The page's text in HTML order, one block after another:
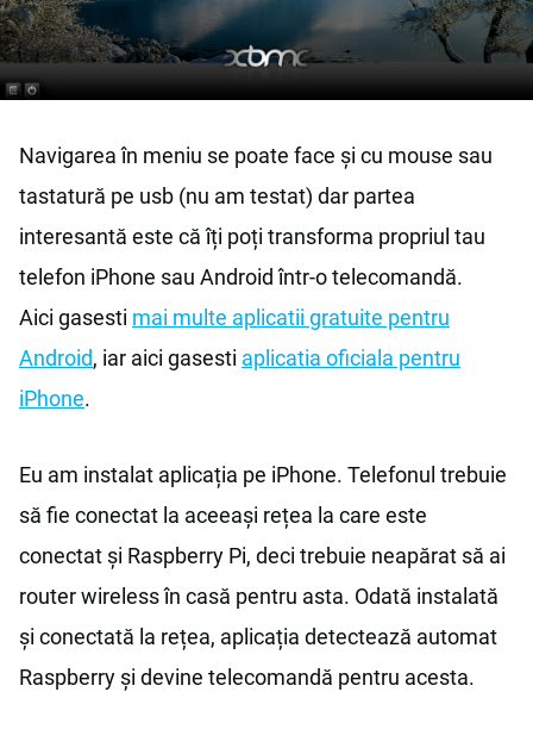
Navigarea în meniu se poate face și cu mouse sau
tastatură pe usb (nu am testat) dar partea
interesantă este că îți poți transforma propriul tau
telefon iPhone sau Android într-o telecomandă.
Aici gasesti mai multe aplicatii gratuite pentru
Android, iar aici gasesti aplicatia oficiala pentru
iPhone.
Eu am instalat aplicația pe iPhone. Telefonul trebuie
să fie conectat la aceeași rețea la care este
conectat și Raspberry Pi, deci trebuie neapărat să ai
router wireless în casă pentru asta. Odată instalată
și conectată la rețea, aplicația detectează automat
Raspberry și devine telecomandă pentru acesta.